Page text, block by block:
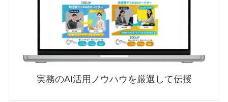
実務のAI活用ノウハウを厳選して伝授